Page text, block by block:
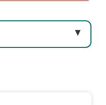
▼